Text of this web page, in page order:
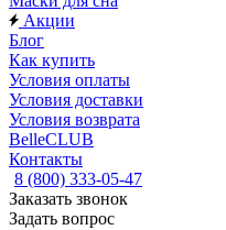
Акции
Блог
Как купить
Условия оплаты
Условия доставки
Условия возврата
BelleCLUB
Контакты
8 (800) 333-05-47
Заказать звонок
Задать вопрос